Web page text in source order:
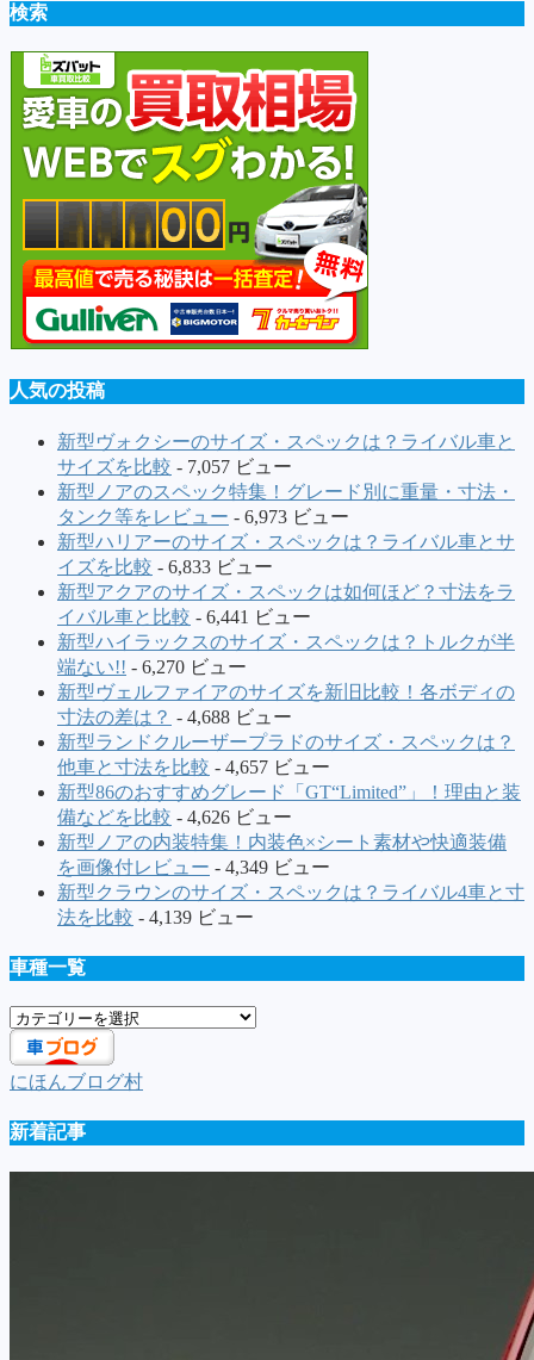
検索
人気の投稿
新型ヴォクシーのサイズ・スペックは？ライバル車と
サイズを比較 - 7,057 ビュー
新型ノアのスペック特集！グレード別に重量・寸法・
タンク等をレビュー - 6,973 ビュー
新型ハリアーのサイズ・スペックは？ライバル車とサ
イズを比較 - 6,833 ビュー
新型アクアのサイズ・スペックは如何ほど？寸法をラ
イバル車と比較 - 6,441 ビュー
新型ハイラックスのサイズ・スペックは？トルクが半
端ない!! - 6,270 ビュー
新型ヴェルファイアのサイズを新旧比較！各ボディの
寸法の差は？ - 4,688 ビュー
新型ランドクルーザープラドのサイズ・スペックは？
他車と寸法を比較 - 4,657 ビュー
新型86のおすすめグレード「GT“Limited”」！理由と装
備などを比較 - 4,626 ビュー
新型ノアの内装特集！内装色×シート素材や快適装備
を画像付レビュー - 4,349 ビュー
新型クラウンのサイズ・スペックは？ライバル4車と寸
法を比較 - 4,139 ビュー
車種一覧
車
種
一
覧
にほんブログ村
新着記事